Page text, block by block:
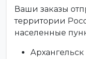
Ваши заказы
территории
населенные
Архангельск